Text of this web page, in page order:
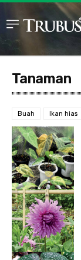
Tanaman
Buah Ikan hias